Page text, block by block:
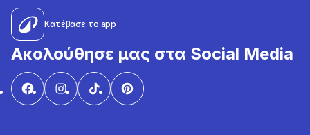
Κατέβασε το app
Ακολούθησε μας στα Social Media